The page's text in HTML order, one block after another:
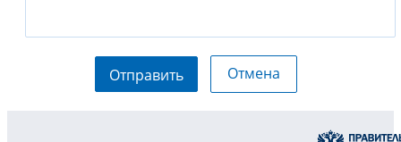
Отправить Отмена